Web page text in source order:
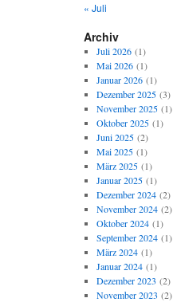
« Juli
Archiv
Juli 2026(1)
Mai 2026(1)
Januar 2026(1)
Dezember 2025(3)
November 2025(1)
Oktober 2025(1)
Juni 2025(2)
Mai 2025(1)
März 2025(1)
Januar 2025(1)
Dezember 2024(2)
November 2024(2)
Oktober 2024(1)
September 2024(1)
März 2024(1)
Januar 2024(1)
Dezember 2023 (2)
November 2023 (2)